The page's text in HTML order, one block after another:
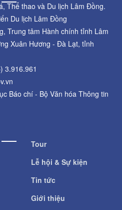
Thể thao và Du lịch Lâm Đồng.
Du lịch Lâm Đồng
Trung tâm Hành chính tỉnh Lâm
Xuân Hương - Đà Lạt, tỉnh
3.916.961
Báo chí - Bộ Văn hóa Thông tin
Tour
Lễ hội & Sự kiện
Tin tức
Giới thiệu